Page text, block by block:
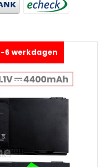
6 werkdagen